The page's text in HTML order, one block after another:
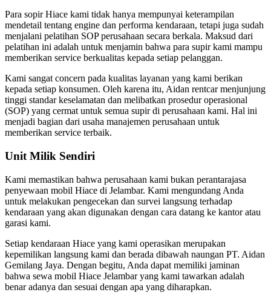
Para sopir Hiace kami tidak hanya mempunyai keterampilan
mendetail tentang engine dan performa kendaraan, tetapi juga sudah
menjalani pelatihan SOP perusahaan secara berkala. Maksud dari
pelatihan ini adalah untuk menjamin bahwa para supir kami mampu
memberikan service berkualitas kepada setiap pelanggan.
Kami sangat concern pada kualitas layanan yang kami berikan
kepada setiap konsumen. Oleh karena itu, Aidan rentcar menjunjung
tinggi standar keselamatan dan melibatkan prosedur operasional
(SOP) yang cermat untuk semua supir di perusahaan kami. Hal ini
menjadi bagian dari usaha manajemen perusahaan untuk
memberikan service terbaik.
Unit Milik Sendiri
Kami memastikan bahwa perusahaan kami bukan perantarajasa
penyewaan mobil Hiace di Jelambar. Kami mengundang Anda
untuk melakukan pengecekan dan survei langsung terhadap
kendaraan yang akan digunakan dengan cara datang ke kantor atau
garasi kami.
Setiap kendaraan Hiace yang kami operasikan merupakan
kepemilikan langsung kami dan berada dibawah naungan PT. Aidan
Gemilang Jaya. Dengan begitu, Anda dapat memiliki jaminan
bahwa sewa mobil Hiace Jelambar yang kami tawarkan adalah
benar adanya dan sesuai dengan apa yang diharapkan.